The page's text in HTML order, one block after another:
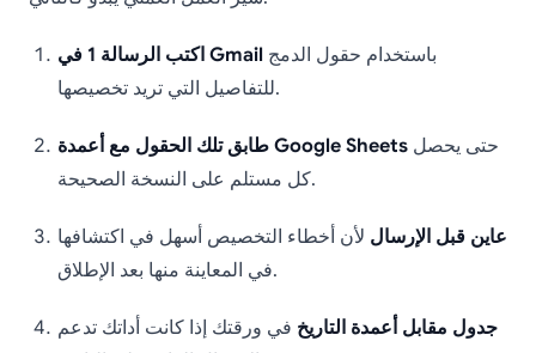
اكتب الرسالة 1 في Gmail
للتفاصيل التي تريد تخصيصها.
طابق تلك الحقول مع أعمدة Google Sheets
كل مستلم على النسخة الصحيحة.
عاين قبل الإرسال لأن أخطاء التخصيص أسهل في اكتشافها
في المعاينة منها بعد الإطلاق.
جدول مقابل أعمدة التاريخ في ورقتك إذا كانت أداتك تدعم